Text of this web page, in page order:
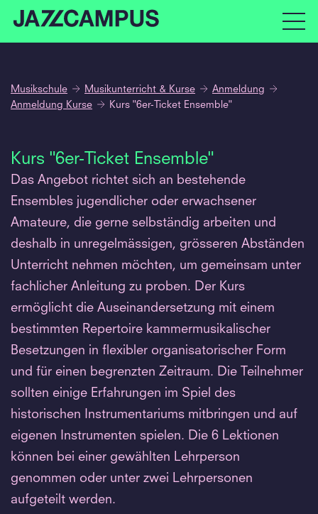
Musikschule Musikunterricht & Kurse
Anmeldung
Anmeldung Kurse
Kurs "6er-Ticket Ensemble"
Kurs "6er-Ticket Ensemble"
Das Angebot richtet sich an bestehende
Ensembles jugendlicher oder erwachsener
Amateure, die gerne selbständig arbeiten und
deshalb in unregelmässigen, grösseren Abständen
Unterricht nehmen möchten, um gemeinsam unter
fachlicher Anleitung zu proben. Der Kurs
ermöglicht die Auseinandersetzung mit einem
bestimmten Repertoire kammermusikalischer
Besetzungen in flexibler organisatorischer Form
und für einen begrenzten Zeitraum. Die Teilnehmer
sollten einige Erfahrungen im Spiel des
historischen Instrumentariums mitbringen und auf
eigenen Instrumenten spielen. Die 6 Lektionen
können bei einer gewählten Lehrperson
genommen oder unter zwei Lehrpersonen
aufgeteilt werden.